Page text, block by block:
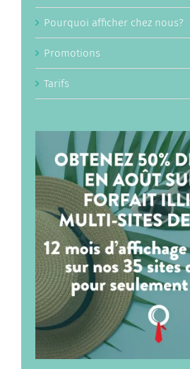
Pourquoi afficher chez nous?
Promotions
Tarifs